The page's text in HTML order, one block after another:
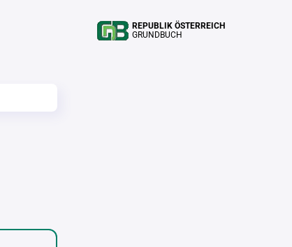
REPUBLIK ÖSTERREICH
GRUNDBUCH